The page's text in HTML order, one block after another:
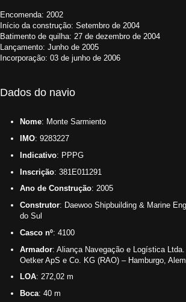
Encomenda: 2002
Início da construção: Setembro de 2004
Batimento de quilha: 27 de dezembro de 2004
Lançamento: Junho de 2005
Incorporação: 03 de junho de 2006
Dados do navio
Nome: Monte Sarmiento
IMO: 9283227
Indicativo: PPPG
Inscrição: 381E011291
Ano de Construção: 2005
Construtor: Daewoo Shipbuilding & Marine
do Sul
Casco nº: 4100
Armador: Aliança Navegação e Logística
Oetker ApS e Co. KG (RAO) – Hamburgo,
LOA: 272,02 m
Boca: 40 m